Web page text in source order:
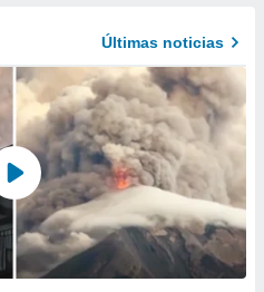
Últimas noticias